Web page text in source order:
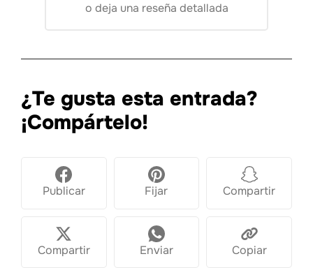
o deja una reseña detallada
¿Te gusta esta entrada?
¡Compártelo!
Publicar Fijar Compartir
Compartir Enviar Copiar